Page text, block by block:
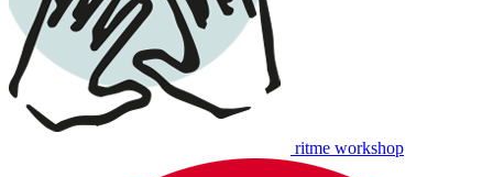
ritme workshop